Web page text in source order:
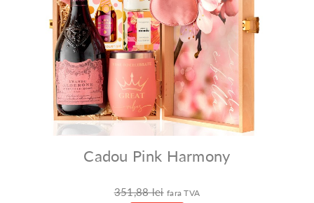
Cadou Pink Harmony
351,88 lei fara TVA